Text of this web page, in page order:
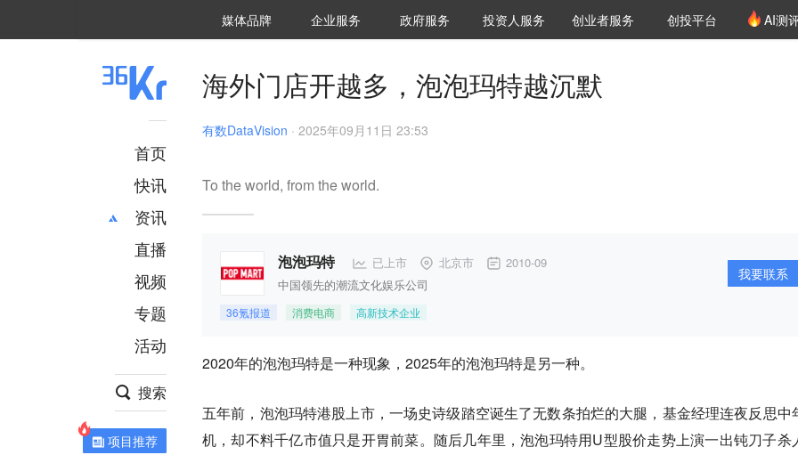
媒体品牌 36Kr研究院
企业服务 城市之窗
政府服务 VClub投资机构库
投资机构职位推介
投资人服务 创投氪堂
创业者服务 创投平台 AI测
首页
快讯
资讯
推荐
财经
项目推荐
安徽
直播
视频
专题
活动
搜索
项目推荐
海外门店开越多，泡泡玛特越沉默
有数DataVision · 2025年09月11日 23:53
To the world, from the world.
泡泡玛特 已上市 北京市 2010-09
中国领先的潮流文化娱乐公司
36氪报道 消费电商 高新技术企业
我要联系
2020年的泡泡玛特是一种现象，2025年的泡泡玛特是另一种。
五年前，泡泡玛特港股上市，一场史诗级踏空诞生了无数条拍烂的大腿，基金经理连夜反思中
机，却不料千亿市值只是开胃前菜。随后几年里，泡泡玛特用U型股价走势上演一出钝刀子杀